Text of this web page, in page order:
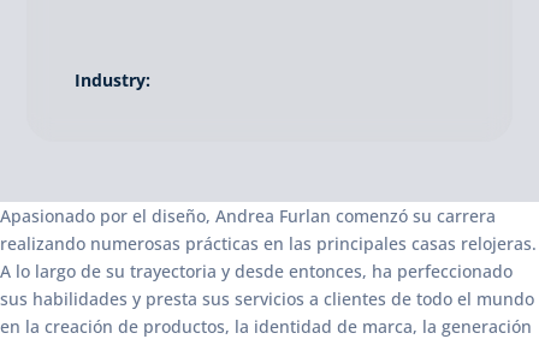
Industry:
Apasionado por el diseño, Andrea Furlan comenzó su carrera
realizando numerosas prácticas en las principales casas relojeras.
A lo largo de su trayectoria y desde entonces, ha perfeccionado
sus habilidades y presta sus servicios a clientes de todo el mundo
en la creación de productos, la identidad de marca, la generación